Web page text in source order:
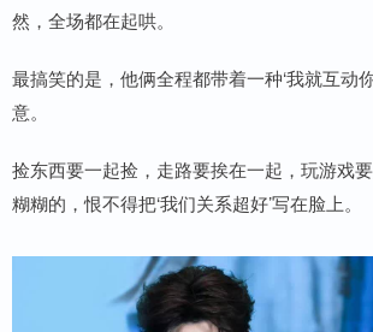
然，全场都在起哄。
最搞笑的是，他俩全程都带着一种‘我就互动
意。
捡东西要一起捡，走路要挨在一起，玩游戏
糊糊的，恨不得把‘我们关系超好’写在脸上。